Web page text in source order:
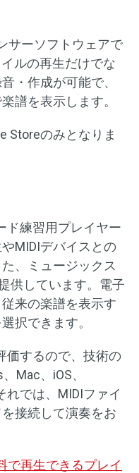
サーソフトウェアで
ルの再生だけでな
・作成が可能で、
譜を表示します。
Storeのみとなりま
ド練習用プレイヤー
MIDIデバイスとの
、ミュージックス
供しています。電子
来の楽譜を表示す
択できます。
価するので、技術の
Mac、iOS、
れでは、MIDIファイ
接続して演奏をお
で再生できるプレイ